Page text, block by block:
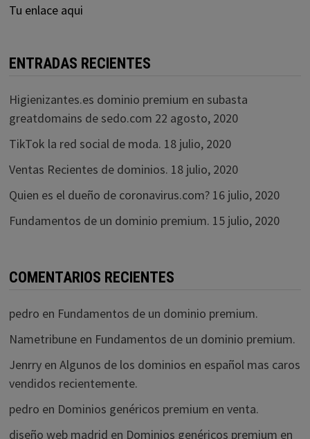
Tu enlace aqui
ENTRADAS RECIENTES
Higienizantes.es dominio premium en subasta
greatdomains de sedo.com 22 agosto, 2020
TikTok la red social de moda. 18 julio, 2020
Ventas Recientes de dominios. 18 julio, 2020
Quien es el dueño de coronavirus.com? 16 julio, 2020
Fundamentos de un dominio premium. 15 julio, 2020
COMENTARIOS RECIENTES
pedro en Fundamentos de un dominio premium.
Nametribuneen Fundamentos de un dominio premium.
Jenrryen Algunos de los dominios en español mas caros
vendidos recientemente.
pedro en Dominios genéricos premium en venta.
diseño web madrid en Dominios genéricos premium en